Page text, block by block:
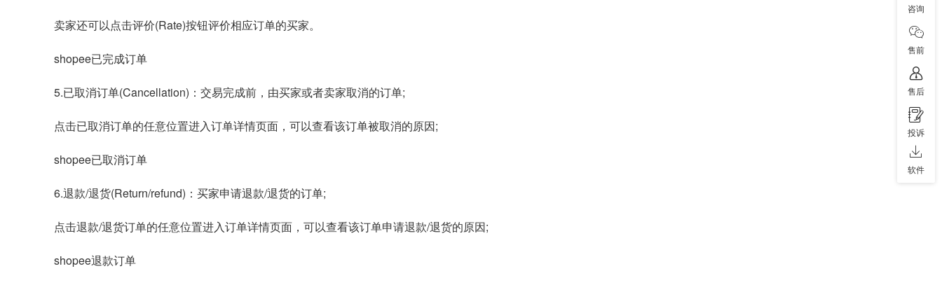
卖家还可以点击评价(Rate)按钮评价相应订单的买家。
shopee已完成订单
5.已取消订单(Cancellation)：交易完成前，由买家或者卖家取消的订单;
点击已取消订单的任意位置进入订单详情页面，可以查看该订单被取消的原因;
shopee已取消订单
6.退款/退货(Return/refund)：买家申请退款/退货的订单;
点击退款/退货订单的任意位置进入订单详情页面，可以查看该订单申请退款/退货的原因;
shopee退款订单
咨询
售前
售后
投诉
软件